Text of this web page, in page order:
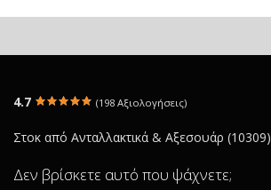
4.7 (198 Αξιολογήσεις)
Στοκ από Ανταλλακτικά & Αξεσουάρ (10309)
Δεν βρίσκετε αυτό που ψάχνετε;